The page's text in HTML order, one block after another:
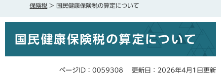
へ
保険税 > 国民健康保険税の算定について
国民健康保険税の算定について
ページID：0059308 更新日：2026年4月1日更新